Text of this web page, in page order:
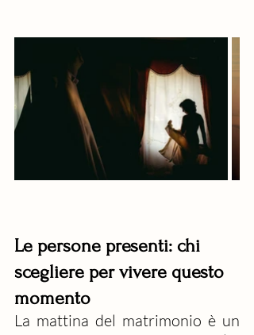
Le persone presenti: chi
scegliere per vivere questo
momento
La mattina del matrimonio è un